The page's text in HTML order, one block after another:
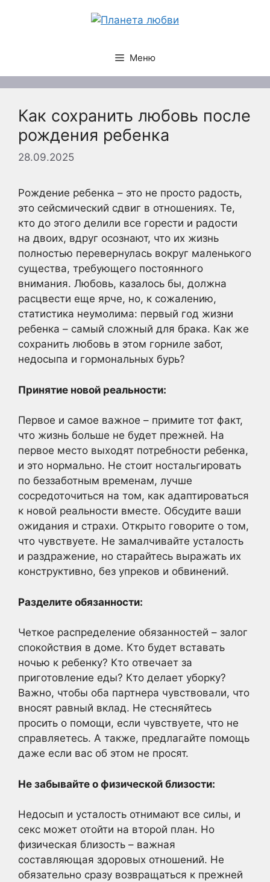
Меню
Как сохранить любовь после
рождения ребенка
28.09.2025
Рождение ребенка – это не просто радость,
это сейсмический сдвиг в отношениях. Те,
кто до этого делили все горести и радости
на двоих, вдруг осознают, что их жизнь
полностью перевернулась вокруг маленького
существа, требующего постоянного
внимания. Любовь, казалось бы, должна
расцвести еще ярче, но, к сожалению,
статистика неумолима: первый год жизни
ребенка – самый сложный для брака. Как же
сохранить любовь в этом горниле забот,
недосыпа и гормональных бурь?
Принятие новой реальности:
Первое и самое важное – примите тот факт,
что жизнь больше не будет прежней. На
первое место выходят потребности ребенка,
и это нормально. Не стоит ностальгировать
по беззаботным временам, лучше
сосредоточиться на том, как адаптироваться
к новой реальности вместе. Обсудите ваши
ожидания и страхи. Открыто говорите о том,
что чувствуете. Не замалчивайте усталость
и раздражение, но старайтесь выражать их
конструктивно, без упреков и обвинений.
Разделите обязанности:
Четкое распределение обязанностей – залог
спокойствия в доме. Кто будет вставать
ночью к ребенку? Кто отвечает за
приготовление еды? Кто делает уборку?
Важно, чтобы оба партнера чувствовали, что
вносят равный вклад. Не стесняйтесь
просить о помощи, если чувствуете, что не
справляетесь. А также, предлагайте помощь
даже если вас об этом не просят.
Не забывайте о физической близости:
Недосып и усталость отнимают все силы, и
секс может отойти на второй план. Но
физическая близость – важная
составляющая здоровых отношений. Не
обязательно сразу возвращаться к прежней